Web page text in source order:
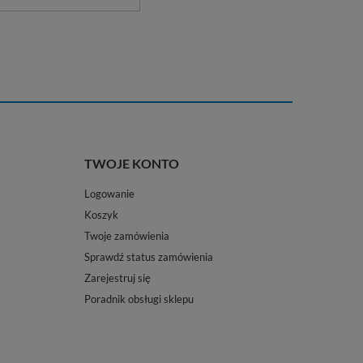
TWOJE KONTO
Logowanie
Koszyk
Twoje zamówienia
Sprawdź status zamówienia
Zarejestruj się
Poradnik obsługi sklepu